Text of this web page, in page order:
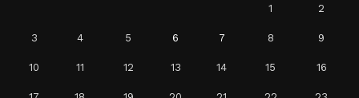
1 2
3 4 5 6 7 8 9
10 11 12 13 14 15 16